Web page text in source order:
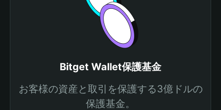
Bitget Wallet保護基金
お客様の資産と取引を保護する3億ドルの
保護基金。